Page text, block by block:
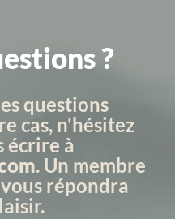
?
questions
cas, n'hésitez
écrire à
. Un membre
répondra